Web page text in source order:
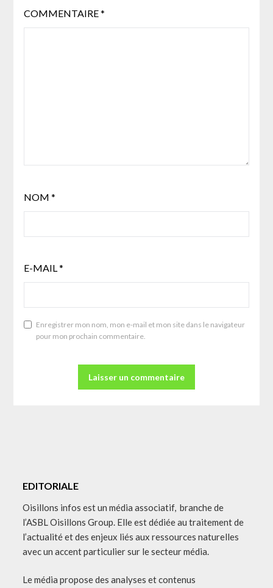
COMMENTAIRE*
NOM *
E-MAIL *
Enregistrer mon nom, mon e-mail et mon site dans le navigateur
pour mon prochain commentaire.
EDITORIALE
Oisillons infos est un média associatif, branche de
l’ASBL Oisillons Group. Elle est dédiée au traitement de
l’actualité et des enjeux liés aux ressources naturelles
avec un accent particulier sur le secteur média.
Le média propose des analyses et contenus